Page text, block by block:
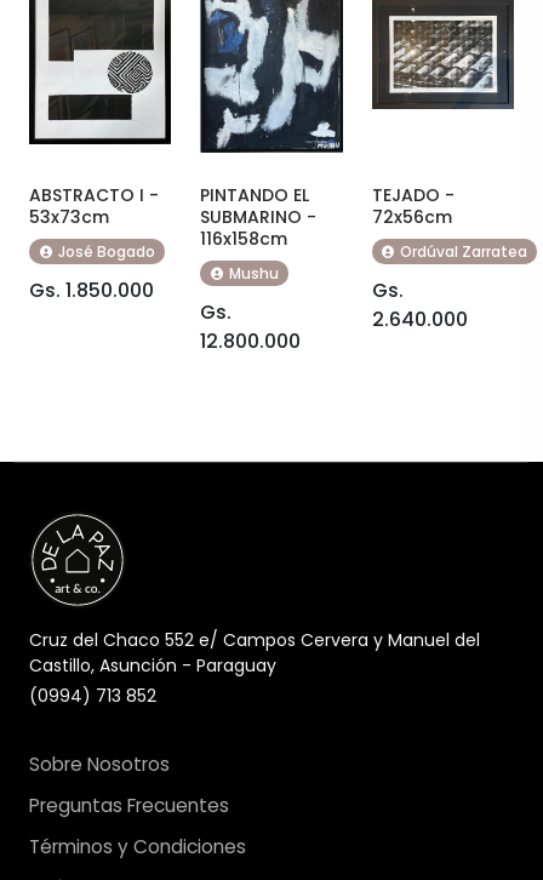
ABSTRACTO I -
53x73cm
José Bogado
Gs. 1.850.000
PINTANDO EL
SUBMARINO -
116x158cm
Mushu
Gs.
12.800.000
TEJADO -
72x56cm
Ordúval Zarratea
Gs.
2.640.000
Cruz del Chaco 552 e/ Campos Cervera y Manuel del
Castillo, Asunción - Paraguay
(0994) 713 852
Sobre Nosotros
Preguntas Frecuentes
Términos y Condiciones